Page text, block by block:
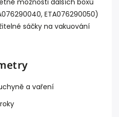
ETA076290050)
sáčky na vakuování
a vaření